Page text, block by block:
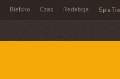
Bielsko Czas Redakcja Spis